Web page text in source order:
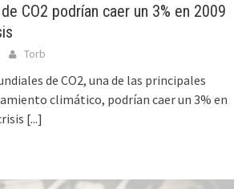
CO2 podrían caer un 3% en 2009
Torb
de CO2, una de las principales
climático, podrían caer un 3% en
[...]